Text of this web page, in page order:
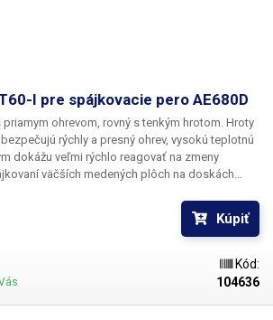
I pre spájkovacie pero AE680D
ohrevom, rovný s tenkým hrotom. Hroty
rýchly a presný ohrev, vysokú teplotnú
dokážu veľmi rýchlo reagovať na zmeny
väčších medených plôch na doskách
z nehrdzavejúcej ocele, medený hrot je
chrómom.
Pozor, hroty T60 sú určené výlučne
124x8 mm
Kúpiť
Kód:
104636